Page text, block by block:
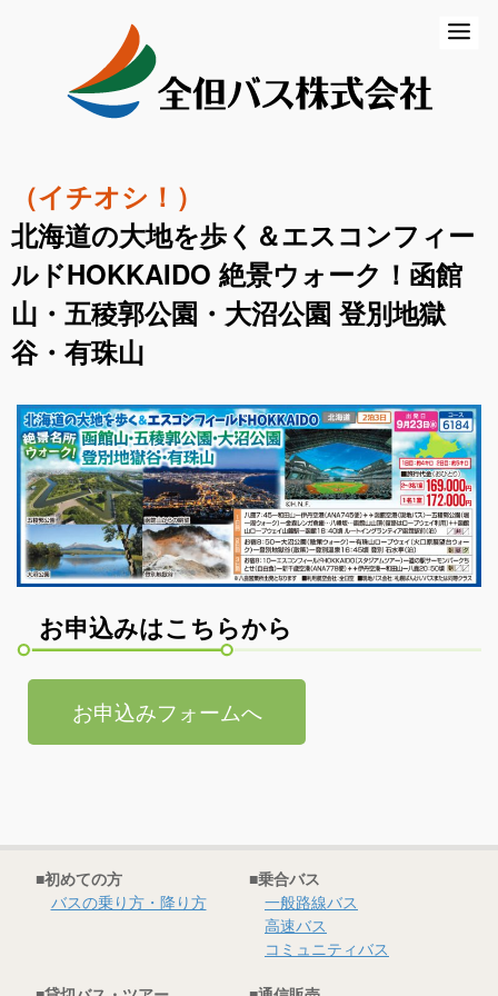
初めての方
乗合バス（路線バス・高速バス）
一般路線バス
高速バス
コミュニティバス
営業所のご案内
貸切バス・ツアー
らく旅
貸切バス
高速バスツアー
ゼンタンショップ
指定管理等
バス広告
ビジネスイン・全但
（イチオシ！）
北海道の大地を歩く＆エスコンフィー
ルドHOKKAIDO 絶景ウォーク！函館
山・五稜郭公園・大沼公園 登別地獄
谷・有珠山
お申込みはこちらから
お申込みフォームへ
■初めての方
バスの乗り方・降り方
■乗合バス
一般路線バス
高速バス
コミュニティバス